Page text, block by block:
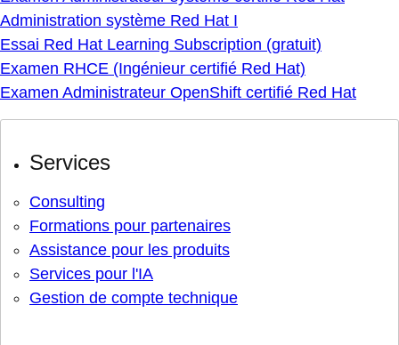
Administration système Red Hat I
Essai Red Hat Learning Subscription (gratuit)
Examen RHCE (Ingénieur certifié Red Hat)
Examen Administrateur OpenShift certifié Red Hat
Services
Consulting
Formations pour partenaires
Assistance pour les produits
Services pour l'IA
Gestion de compte technique